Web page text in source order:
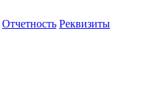
Отчетность Реквизиты